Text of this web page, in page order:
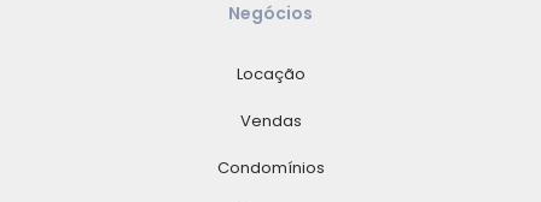
Negócios
Locação
Vendas
Condomínios